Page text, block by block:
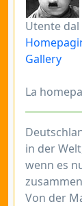
Utente dal
Gallery
La
in der
wenn es
Von der